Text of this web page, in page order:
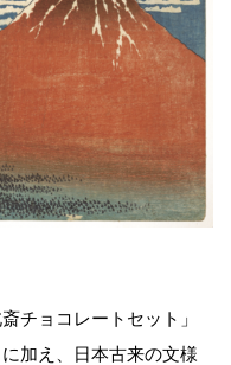
チョコレートセット」
加え、日本古来の文様